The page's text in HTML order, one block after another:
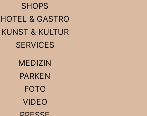
SHOPS
HOTEL & GASTRO
KUNST & KULTUR
SERVICES
MEDIZIN
PARKEN
FOTO
VIDEO